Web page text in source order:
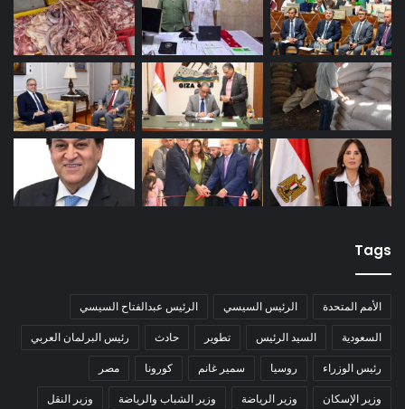
Tags
الأمم المتحدة الرئيس السيسي الرئيس عبدالفتاح السيسي
السعودية السيد الرئيس تطوير حادث رئيس البرلمان العربي
رئيس الوزراء روسيا سمير غانم كورونا مصر
وزير الإسكان وزير الرياضة وزير الشباب والرياضة وزير النقل